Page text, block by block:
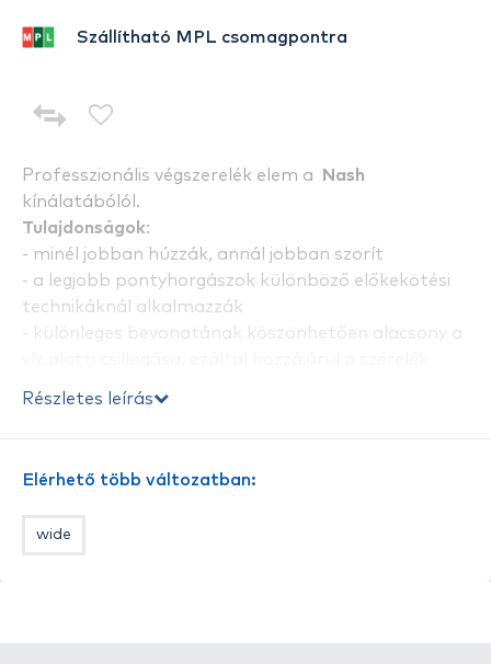
Professzionális végszerelék elem a
Nash
kínálatábólól.
Tulajdonságok:
- minél jobban húzzák, annál jobban szorít
- a legjobb pontyhorgászok különböző előkekötési
technikáknál alkalmazzák
- különleges bevonatának köszönhetően alacsony a
Részletes leírás
Elérhető több változatban:
wide
Szállítható MPL csomagpontra